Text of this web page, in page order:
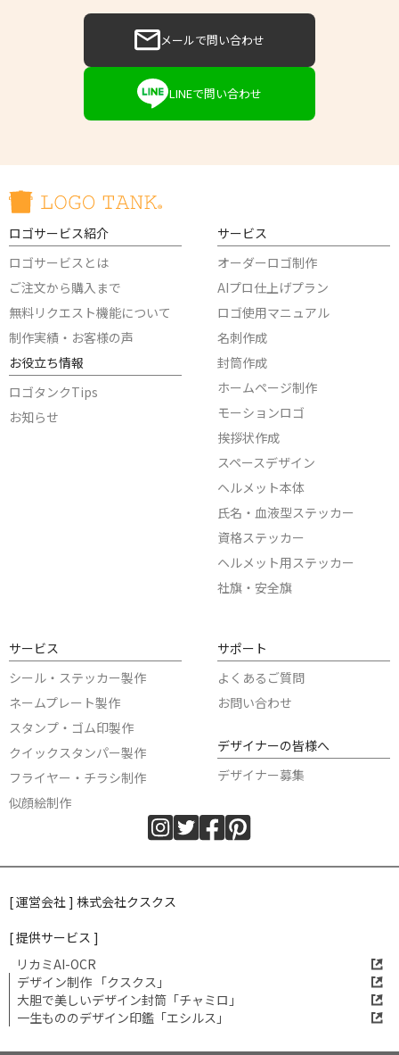
メールで問い合わせ
LINEで問い合わせ
ロゴサービス紹介
ロゴサービスとは
ご注文から購入まで
無料リクエスト機能について
制作実績・お客様の声
お役立ち情報
ロゴタンクTips
お知らせ
サービス
オーダーロゴ制作
AIプロ仕上げプラン
ロゴ使用マニュアル
名刺作成
封筒作成
ホームページ制作
モーションロゴ
挨拶状作成
スペースデザイン
ヘルメット本体
氏名・血液型ステッカー
資格ステッカー
ヘルメット用ステッカー
社旗・安全旗
サービス
シール・ステッカー製作
ネームプレート製作
スタンプ・ゴム印製作
クイックスタンパー製作
フライヤー・チラシ制作
似顔絵制作
サポート
よくあるご質問
お問い合わせ
デザイナーの皆様へ
デザイナー募集
[ 運営会社 ] 株式会社クスクス
[ 提供サービス ]
リカミAI-OCR
デザイン制作 「クスクス」
大胆で美しいデザイン封筒「チャミロ」
一生もののデザイン印鑑「エシルス」